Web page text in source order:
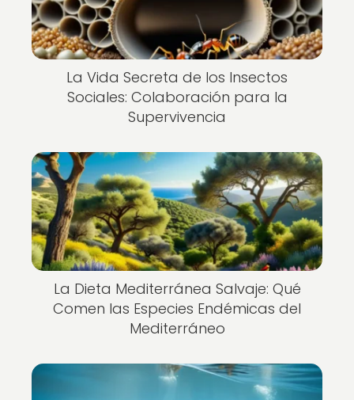
La Vida Secreta de los Insectos
Sociales: Colaboración para la
Supervivencia
La Dieta Mediterránea Salvaje: Qué
Comen las Especies Endémicas del
Mediterráneo